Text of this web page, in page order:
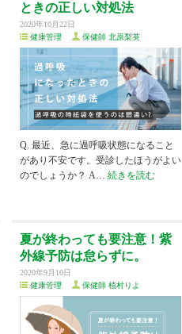
ときの正しい対処法
2020年10月22日
健康管理
保健師 北原梨英
Q. 最近、急に過呼吸状態になること
があり不安です。受診したほうがよい
のでしょうか？ A… 続きを読む
夏が終わっても要注意！紫
外線予防は怠らずに。
2020年9月10日
健康管理
保健師 植村りよ